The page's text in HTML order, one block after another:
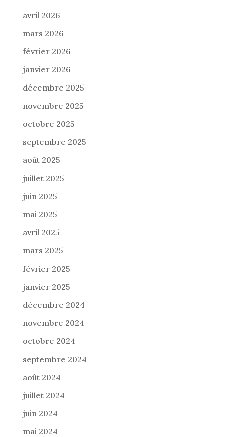
avril 2026
mars 2026
février 2026
janvier 2026
décembre 2025
novembre 2025
octobre 2025
septembre 2025
août 2025
juillet 2025
juin 2025
mai 2025
avril 2025
mars 2025
février 2025
janvier 2025
décembre 2024
novembre 2024
octobre 2024
septembre 2024
août 2024
juillet 2024
juin 2024
mai 2024